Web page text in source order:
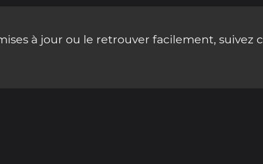
à jour ou le retrouver facilement, suivez